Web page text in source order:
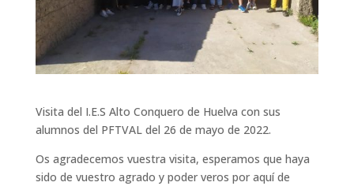
Visita del I.E.S Alto Conquero de Huelva con sus
alumnos del PFTVAL del 26 de mayo de 2022.
Os agradecemos vuestra visita, esperamos que haya
sido de vuestro agrado y poder veros por aquí de